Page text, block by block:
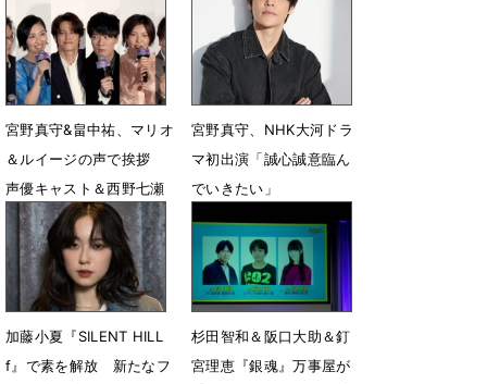
ション撮影秘話
5月29日 22時48分
5月5日 19時52分
宮野真守&畠中祐、マリオ
＆ルイージの声で挨拶
声優キャスト＆西野七瀬
＆HIKAKINら登場
4月28日 07時48分
宮野真守、NHK大河ドラ
マ初出演「誠心誠意臨ん
でいきたい」
4月24日 13時25分
加藤小夏『SILENT HILL
f』で素を解放 新たなフ
杉田智和＆阪口大助＆釘
宮理恵『銀魂』万事屋が